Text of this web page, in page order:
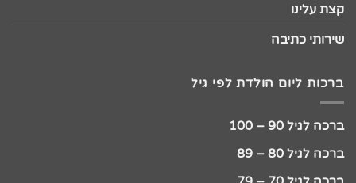
קצת עלינו
שירותי כתיבה
ברכות ליום הולדת לפי גיל
ברכה לגיל 90 – 100
ברכה לגיל 80 – 89